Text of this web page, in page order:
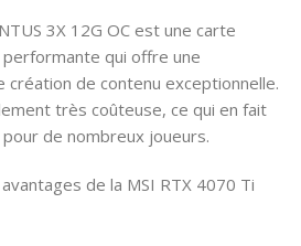
3X 12G OC est une carte
qui offre une
de contenu exceptionnelle.
très coûteuse, ce qui en fait
de nombreux joueurs.
de la MSI RTX 4070 Ti